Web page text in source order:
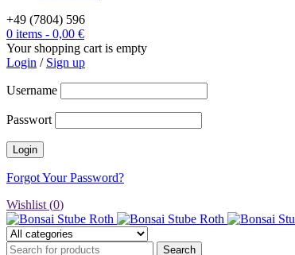
+49 (7804) 596
0 items - 0,00 €
Your shopping cart is empty
Login / Sign up
Username
Passwort
Forgot Your Password?
Wishlist (0)